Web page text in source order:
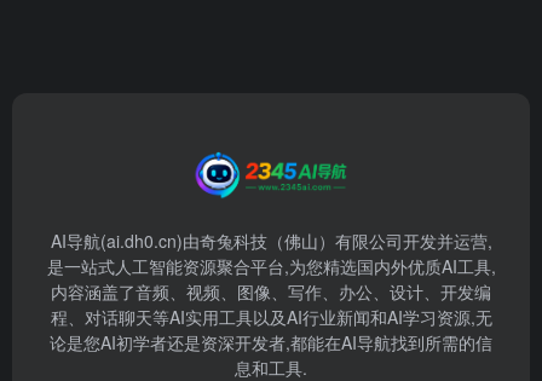
AI导航(ai.dh0.cn)由奇兔科技（佛山）有限公司开发并运营,
是一站式人工智能资源聚合平台,为您精选国内外优质AI工具,
内容涵盖了音频、视频、图像、写作、办公、设计、开发编
程、对话聊天等AI实用工具以及AI行业新闻和AI学习资源,无
论是您AI初学者还是资深开发者,都能在AI导航找到所需的信
息和工具.